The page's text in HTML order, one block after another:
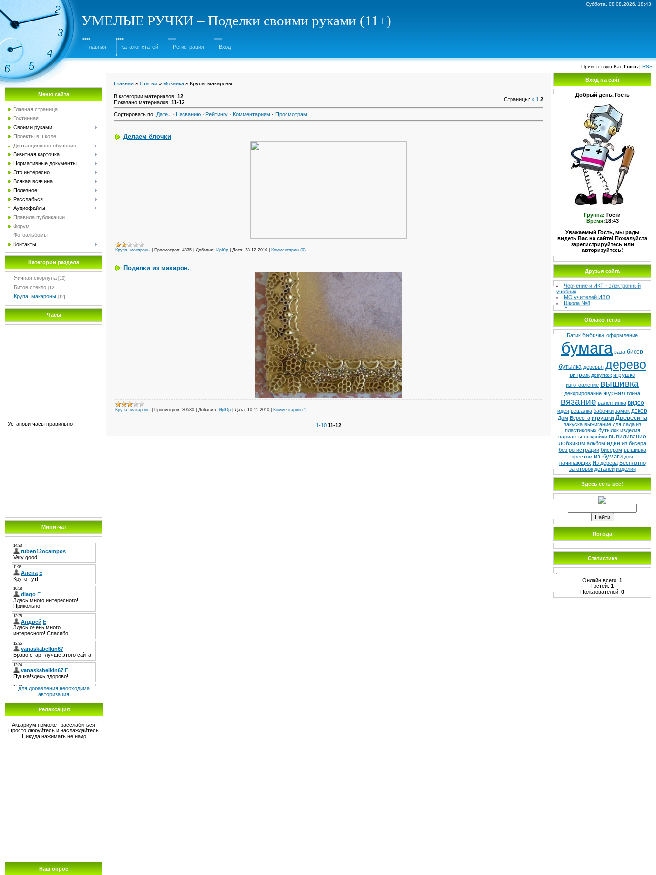
Суббота, 08.08.2026, 18:43
УМЕЛЫЕ РУЧКИ – Поделки своими руками (11+)
Главная Каталог статей Регистрация Вход
Приветствую Вас Гость | RSS
Меню сайта
Главная страница
Гостинная
Своими руками
Проекты в школе
Дистанционное обучение
Визитная карточка
Нормативные документы
Это интересно
Всякая всячина
Полезное
Расслабься
Аудиофайлы
Правила публикации
Форум
Фотоальбомы
Контакты
Категории раздела
Яичная скорлупа [10]
Битое стекло [12]
Крупа, макароны [12]
Часы
Установи часы правильно
Мини-чат
Для добавления необходима
авторизация
Релаксация
Аквариум поможет расслабиться.
Просто любуйтесь и наслаждайтесь.
Никуда нажимать не надо
Наш опрос
Главная » Статьи » Мозаика » Крупа, макароны
В категории материалов: 12
Показано материалов: 11-12 Страницы: « 1 2
Сортировать по: Дате · Названию · Рейтингу · Комментариям · Просмотрам
Делаем ёлочки
Крупа, макароны Просмотров: 4335 Добавил: ИрЮр Дата: 23.12.2010 Комментарии (0)
Поделки из макарон.
Крупа, макароны Просмотров: 30530 Добавил: ИрЮр Дата: 10.11.2010 Комментарии (1)
1-10 11-12
Вход на сайт
Добрый день, Гость
Группа: Гости
Время:18:43
Уважаемый Гость, мы рады
видеть Вас на сайте! Пожалуйста
зарегистрируйтесь или
авторизуйтесь!
Друзья сайта
МЕТОДИЧЕСКИЙ СУНДУЧОК –
Сайт учителя изо и черчения
Черчение и ИКТ - электронный
учебник
МО учителей ИЗО
Школа №8
Детская худ. школа
Облако тегов
Батик бабочка оформление
бумага ваза бисер
бутылка деревья дерево
витраж декупаж игрушка
изготовление вышивка
декорирование журнал глина
вязание валентинка видео
идея вешалка бабочки замок декор
Дом Береста игрушки Древесина
закуска выжигание для сада из
пластиковых бутылок изделия
варианты выкройки выпиливание
лобзиком альбом идеи из бисера
без регистрации бисером вышивка
крестом из бумаги для
начинающих Из дерева Бесплатно
заготовок деталей изделий
Здесь есть всё!
Погода
Статистика
Онлайн всего: 1
Гостей: 1
Пользователей: 0